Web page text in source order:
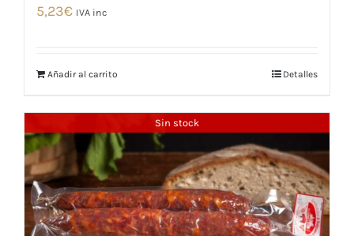
5,23€ IVA inc
Añadir al carrito Detalles
Sin stock